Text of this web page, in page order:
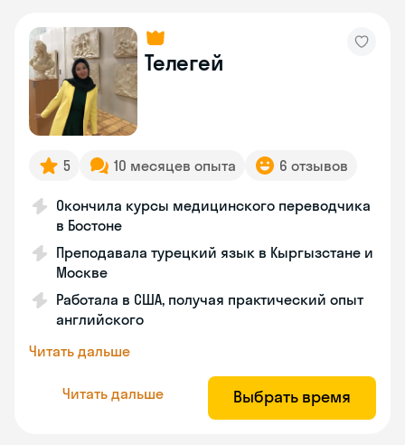
Телегей
5 10 месяцев опыта 6 отзывов
Окончила курсы медицинского переводчика
в Бостоне
Преподавала турецкий язык в Кыргызстане и
Москве
Работала в США, получая практический опыт
английского
Читать дальше
Читать дальше Выбрать время